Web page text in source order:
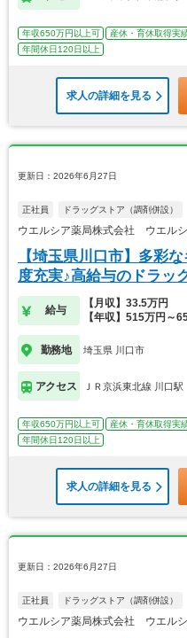
年収650万円以上可 産休・育休取得実
年間休日120日以上
求人の詳細を見る
更新日：2026年6月27日
正社員 ドラッグストア（調剤併設）
ウエルシア薬局株式会社 ウエル
【埼玉県川口市】多彩
度充実♪高給与のドラッ
給与
【月収】33.5万円
【年収】515万円～
勤務地 埼玉県 川口市
アクセス ＪＲ京浜東北線 川口駅
年収650万円以上可 産休・育休取得実
年間休日120日以上
求人の詳細を見る
更新日：2026年6月27日
正社員 ドラッグストア（調剤併設）
ウエルシア薬局株式会社 ウエル